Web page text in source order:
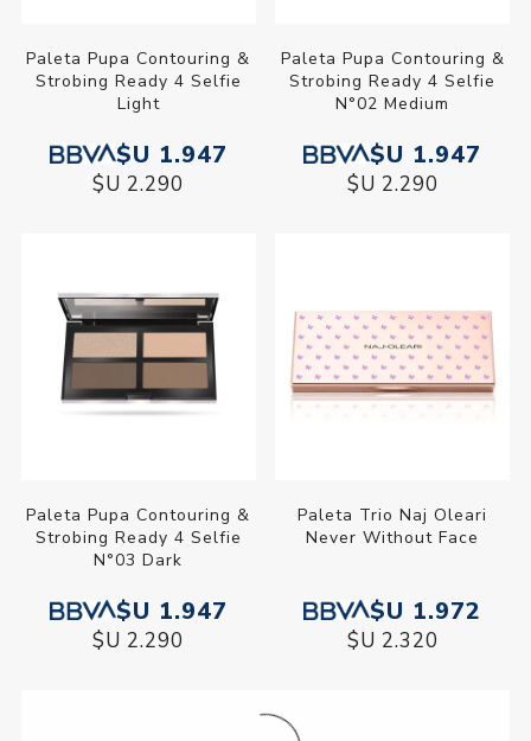
Paleta Pupa Contouring &
Strobing Ready 4 Selfie
Light
$U 1.947
$U 2.290
Paleta Pupa Contouring &
Strobing Ready 4 Selfie
N°02 Medium
$U 1.947
$U 2.290
Paleta Pupa Contouring &
Strobing Ready 4 Selfie
N°03 Dark
$U 1.947
$U 2.290
Paleta Trio Naj Oleari
Never Without Face
$U 1.972
$U 2.320